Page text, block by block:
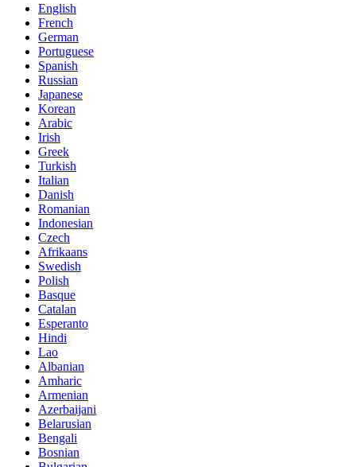
English
French
German
Portuguese
Spanish
Russian
Japanese
Korean
Arabic
Irish
Greek
Turkish
Italian
Danish
Romanian
Indonesian
Czech
Afrikaans
Swedish
Polish
Basque
Catalan
Esperanto
Hindi
Lao
Albanian
Amharic
Armenian
Azerbaijani
Belarusian
Bengali
Bosnian